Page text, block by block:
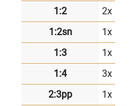
1:2
2x
1:2sn
1x
1:3
1x
1:4
3x
2:3pp
1x